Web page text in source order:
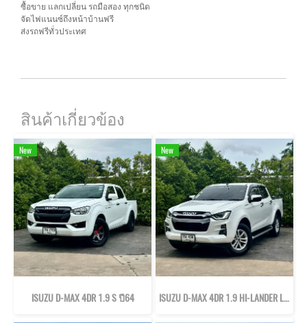
ซื้อขาย แลกเปลี่ยน รถมือสอง ทุกชนิด
จัดไฟแนนซ์ถึงหน้าบ้านฟรี
ส่งรถฟรีทั่วประเทศ
สินค้าเกี่ยวข้อง
New
ISUZU D-MAX 4DR 1.9 S ปี64
New
ISUZU D-MAX 4DR 1.9 HI-LANDER L DA ปี65